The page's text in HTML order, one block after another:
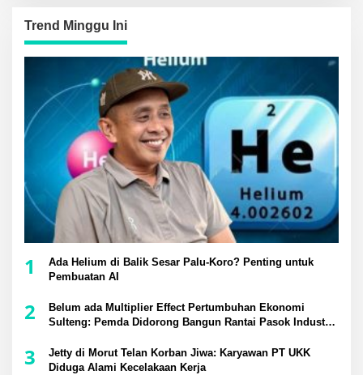
Trend Minggu Ini
1
Ada Helium di Balik Sesar Palu-Koro? Penting untuk
Pembuatan AI
2
Belum ada Multiplier Effect Pertumbuhan Ekonomi
Sulteng: Pemda Didorong Bangun Rantai Pasok Industri
3
Jetty di Morut Telan Korban Jiwa: Karyawan PT UKK
Diduga Alami Kecelakaan Kerja